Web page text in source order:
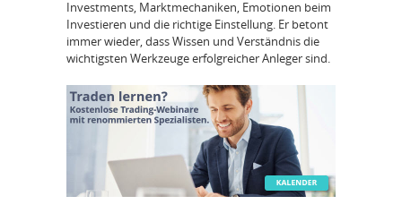
Investments, Marktmechaniken, Emotionen beim
Investieren und die richtige Einstellung. Er betont
immer wieder, dass Wissen und Verständnis die
wichtigsten Werkzeuge erfolgreicher Anleger sind.